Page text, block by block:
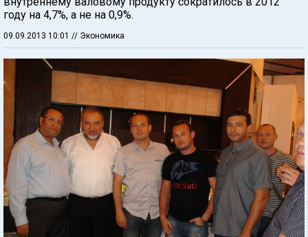
году на 4,7%, а не на 0,9%.
09.09.2013 10:01 // Экономика